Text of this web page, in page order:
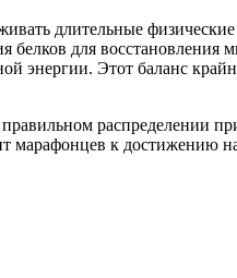
длительные
белков для
энергии. Этот баланс
распределении
марафонцев к достижению